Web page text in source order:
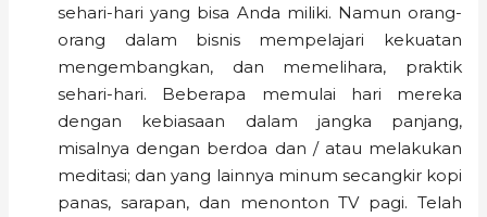
sehari-hari yang bisa Anda miliki. Namun orang-
orang dalam bisnis mempelajari kekuatan
mengembangkan, dan memelihara, praktik
sehari-hari. Beberapa memulai hari mereka
dengan kebiasaan dalam jangka panjang,
misalnya dengan berdoa dan / atau melakukan
meditasi; dan yang lainnya minum secangkir kopi
panas, sarapan, dan menonton TV pagi. Telah